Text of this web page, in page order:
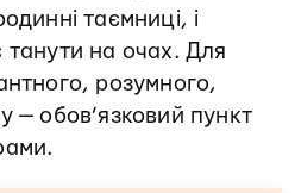
таємниці, і
танути на очах. Для
розумного,
— обов’язковий пункт